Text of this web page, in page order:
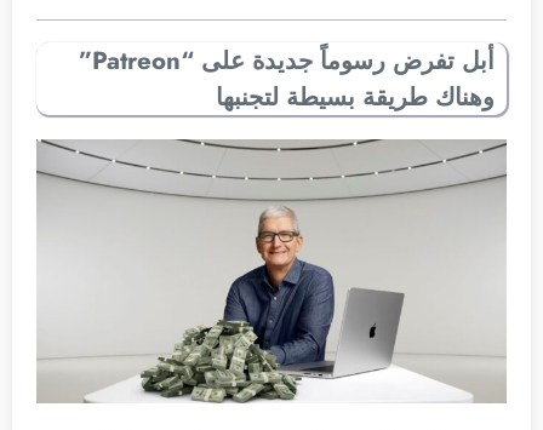
أبل تفرض رسوماً جديدة على “Patreon”
وهناك طريقة بسيطة لتجنبها